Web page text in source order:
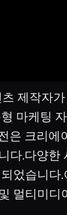
제작자
마케팅
은 크리
.다양
었습니
멀티미